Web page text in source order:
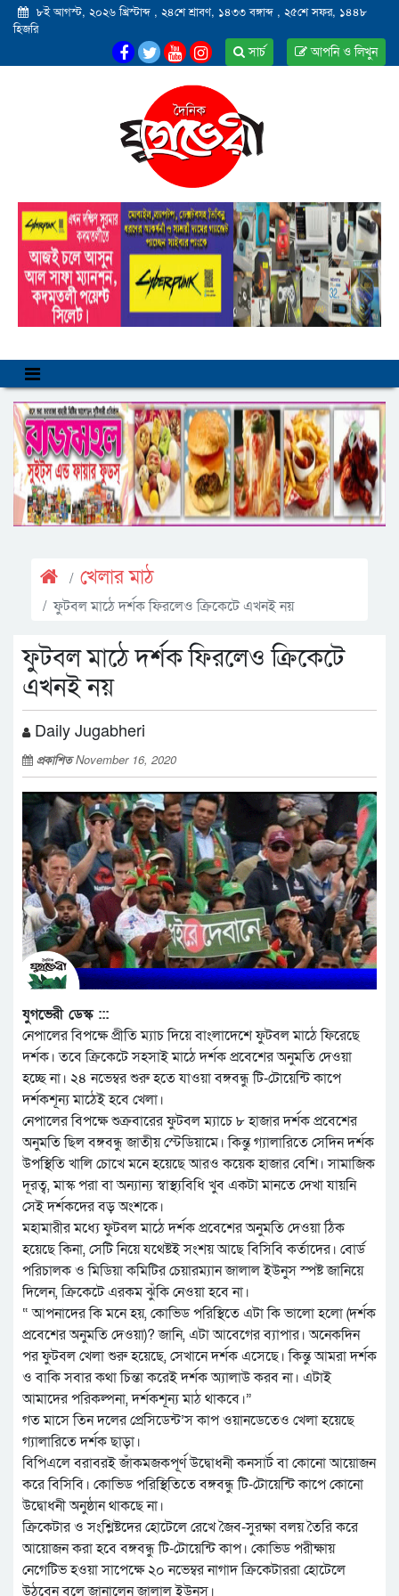
৮ই আগস্ট, ২০২৬ খ্রিস্টাব্দ , ২৪শে শ্রাবণ, ১৪৩৩ বঙ্গাব্দ , ২৫শে সফর, ১৪৪৮
হিজরি
আপনি ও লিখুন
সার্চ
খেলার মাঠ
ফুটবল মাঠে দর্শক ফিরলেও ক্রিকেটে এখনই নয়
ফুটবল মাঠে দর্শক ফিরলেও ক্রিকেটে
এখনই নয়
Daily Jugabheri
প্রকাশিতNovember 16, 2020
যুগভেরী ডেস্ক :::
নেপালের বিপক্ষে প্রীতি ম্যাচ দিয়ে বাংলাদেশে ফুটবল মাঠে ফিরেছে
দর্শক। তবে ক্রিকেটে সহসাই মাঠে দর্শক প্রবেশের অনুমতি দেওয়া
হচ্ছে না। ২৪ নভেম্বর শুরু হতে যাওয়া বঙ্গবন্ধু টি-টোয়েন্টি কাপে
দর্শকশূন্য মাঠেই হবে খেলা।
নেপালের বিপক্ষে শুক্রবারের ফুটবল ম্যাচে ৮ হাজার দর্শক প্রবেশের
অনুমতি ছিল বঙ্গবন্ধু জাতীয় স্টেডিয়ামে। কিন্তু গ্যালারিতে সেদিন দর্শক
উপস্থিতি খালি চোখে মনে হয়েছে আরও কয়েক হাজার বেশি। সামাজিক
দূরত্ব, মাস্ক পরা বা অন্যান্য স্বাস্থ্যবিধি খুব একটা মানতে দেখা যায়নি
সেই দর্শকদের বড় অংশকে।
মহামারীর মধ্যে ফুটবল মাঠে দর্শক প্রবেশের অনুমতি দেওয়া ঠিক
হয়েছে কিনা, সেটি নিয়ে যথেষ্টই সংশয় আছে বিসিবি কর্তাদের। বোর্ড
পরিচালক ও মিডিয়া কমিটির চেয়ারম্যান জালাল ইউনুস স্পষ্ট জানিয়ে
দিলেন, ক্রিকেটে এরকম ঝুঁকি নেওয়া হবে না।
“ আপনাদের কি মনে হয়, কোভিড পরিস্থিতে এটা কি ভালো হলো (দর্শক
প্রবেশের অনুমতি দেওয়া)? জানি, এটা আবেগের ব্যাপার। অনেকদিন
পর ফুটবল খেলা শুরু হয়েছে, সেখানে দর্শক এসেছে। কিন্তু আমরা দর্শক
ও বাকি সবার কথা চিন্তা করেই দর্শক অ্যালাউ করব না। এটাই
আমাদের পরিকল্পনা, দর্শকশূন্য মাঠ থাকবে।”
গত মাসে তিন দলের প্রেসিডেন্ট’স কাপ ওয়ানডেতেও খেলা হয়েছে
গ্যালারিতে দর্শক ছাড়া।
বিপিএলে বরাবরই জাঁকমজকপূর্ণ উদ্বোধনী কনসার্ট বা কোনো আয়োজন
করে বিসিবি। কোভিড পরিস্থিতিতে বঙ্গবন্ধু টি-টোয়েন্টি কাপে কোনো
উদ্বোধনী অনুষ্ঠান থাকছে না।
ক্রিকেটার ও সংশ্লিষ্টদের হোটেলে রেখে জৈব-সুরক্ষা বলয় তৈরি করে
আয়োজন করা হবে বঙ্গবন্ধু টি-টোয়েন্টি কাপ। কোভিড পরীক্ষায়
নেগেটিভ হওয়া সাপেক্ষে ২০ নভেম্বর নাগাদ ক্রিকেটাররা হোটেলে
উঠবেন বলে জানালেন জালাল ইউনুস।